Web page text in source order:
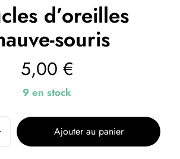
d’oreilles
souris
5,00 €
9 en stock
Ajouter au panier